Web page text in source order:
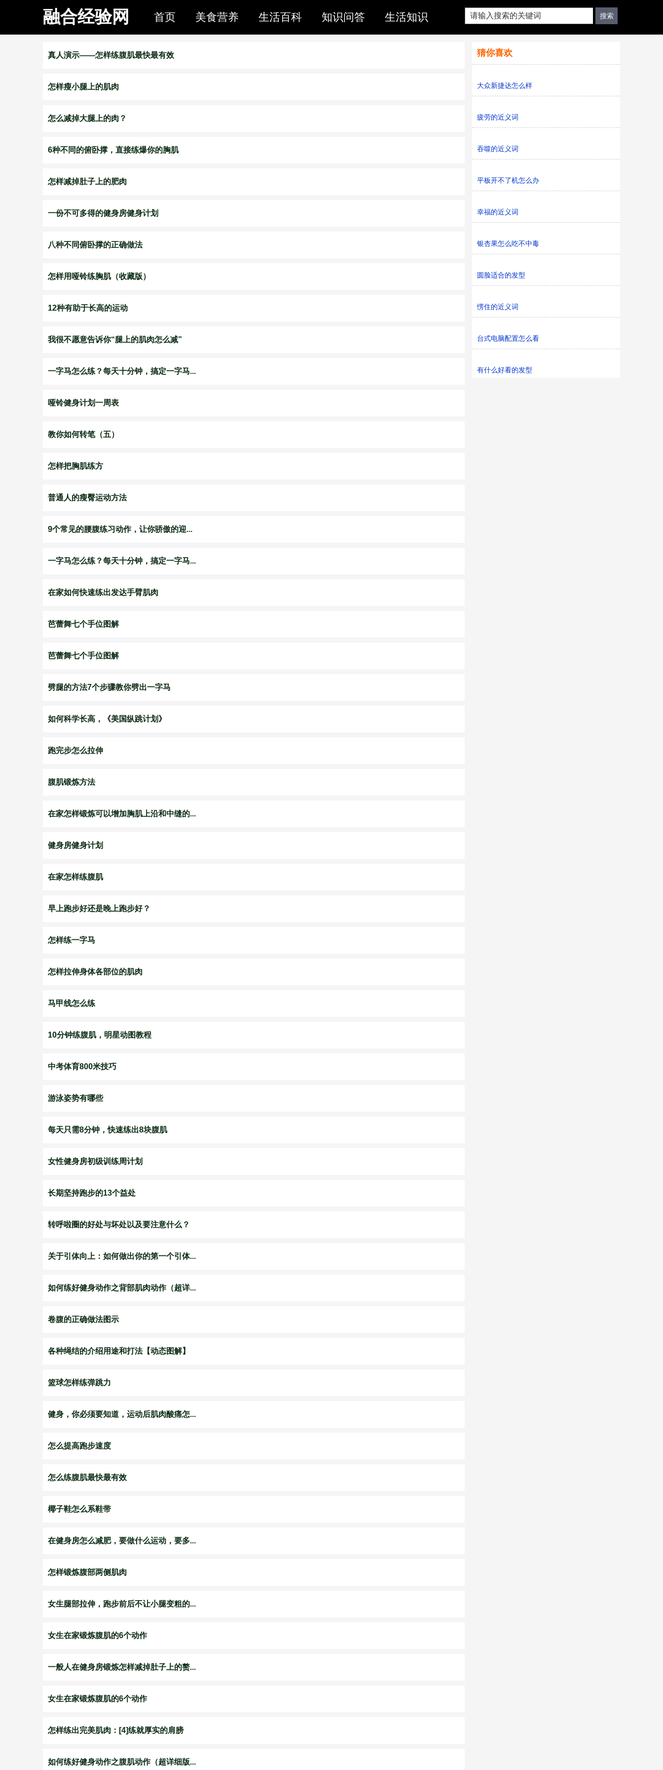
融合经验网 首页 美食营养 生活百科 知识问答 生活知识
真人演示——怎样练腹肌最快最有效
怎样瘦小腿上的肌肉
怎么减掉大腿上的肉？
6种不同的俯卧撑，直接练爆你的胸肌
怎样减掉肚子上的肥肉
一份不可多得的健身房健身计划
八种不同俯卧撑的正确做法
怎样用哑铃练胸肌（收藏版）
12种有助于长高的运动
我很不愿意告诉你“腿上的肌肉怎么减”
一字马怎么练？每天十分钟，搞定一字马...
哑铃健身计划一周表
教你如何转笔（五）
怎样把胸肌练方
普通人的瘦臀运动方法
9个常见的腰腹练习动作，让你骄傲的迎...
一字马怎么练？每天十分钟，搞定一字马...
在家如何快速练出发达手臂肌肉
芭蕾舞七个手位图解
芭蕾舞七个手位图解
劈腿的方法7个步骤教你劈出一字马
如何科学长高，《美国纵跳计划》
跑完步怎么拉伸
腹肌锻炼方法
在家怎样锻炼可以增加胸肌上沿和中缝的...
健身房健身计划
在家怎样练腹肌
早上跑步好还是晚上跑步好？
怎样练一字马
怎样拉伸身体各部位的肌肉
马甲线怎么练
10分钟练腹肌，明星动图教程
中考体育800米技巧
游泳姿势有哪些
每天只需8分钟，快速练出8块腹肌
女性健身房初级训练周计划
长期坚持跑步的13个益处
转呼啦圈的好处与坏处以及要注意什么？
关于引体向上：如何做出你的第一个引体...
如何练好健身动作之背部肌肉动作（超详...
卷腹的正确做法图示
各种绳结的介绍用途和打法【动态图解】
篮球怎样练弹跳力
健身，你必须要知道，运动后肌肉酸痛怎...
怎么提高跑步速度
怎么练腹肌最快最有效
椰子鞋怎么系鞋带
在健身房怎么减肥，要做什么运动，要多...
怎样锻炼腹部两侧肌肉
女生腿部拉伸，跑步前后不让小腿变粗的...
女生在家锻炼腹肌的6个动作
一般人在健身房锻炼怎样减掉肚子上的赘...
女生在家锻炼腹肌的6个动作
怎样练出完美肌肉：[4]练就厚实的肩膀
如何练好健身动作之腹肌动作（超详细版...
猜你喜欢
大众新捷达怎么样
疲劳的近义词
吞噬的近义词
平板开不了机怎么办
幸福的近义词
银杏果怎么吃不中毒
圆脸适合的发型
愣住的近义词
台式电脑配置怎么看
有什么好看的发型